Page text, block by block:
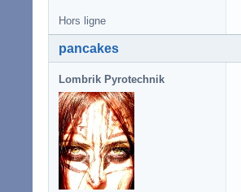
Hors ligne
pancakes
Lombrik Pyrotechnik